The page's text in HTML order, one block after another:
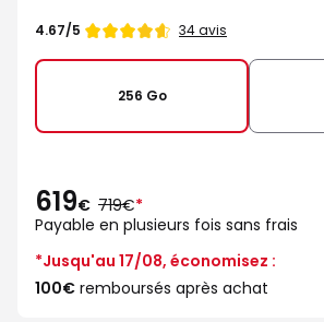
Note
4.67/5 34 avis
256 Go
619€ au
lieu
de
719€*
Payable en plusieurs fois sans frais
*Jusqu'au 17/08, économisez :
100€ remboursés après achat